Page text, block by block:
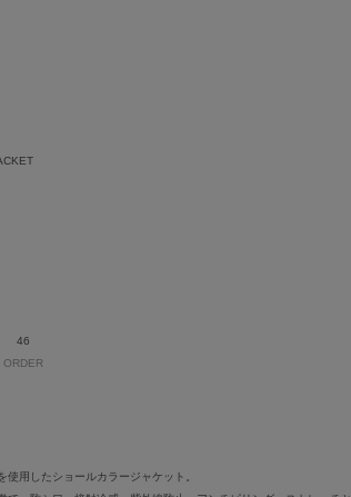
46
ORDER
用したショールカラージャケット。